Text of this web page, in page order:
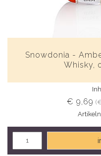
Snowdonia -
Whisky,
€ 9,69